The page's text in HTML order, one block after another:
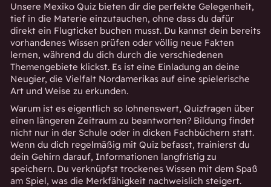
Unsere Mexiko Quiz bieten dir die perfekte Gelegenheit,
tief in die Materie einzutauchen, ohne dass du dafür
direkt ein Flugticket buchen musst. Du kannst dein bereits
vorhandenes Wissen prüfen oder völlig neue Fakten
lernen, während du dich durch die verschiedenen
Themengebiete klickst. Es ist eine Einladung an deine
Neugier, die Vielfalt Nordamerikas auf eine spielerische
Art und Weise zu erkunden.
Warum ist es eigentlich so lohnenswert, Quizfragen über
einen längeren Zeitraum zu beantworten? Bildung findet
nicht nur in der Schule oder in dicken Fachbüchern statt.
Wenn du dich regelmäßig mit Quiz befasst, trainierst du
dein Gehirn darauf, Informationen langfristig zu
speichern. Du verknüpfst trockenes Wissen mit dem Spaß
am Spiel, was die Merkfähigkeit nachweislich steigert.